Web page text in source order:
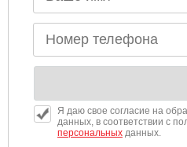
Я даю свое согласие на
данных, в соответствии с
персональныхданных.